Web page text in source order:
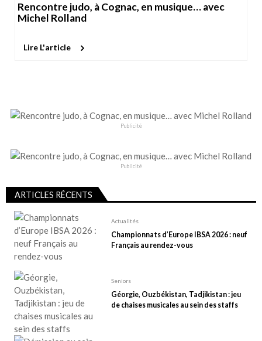
Rencontre judo, à Cognac, en musique… avec
Michel Rolland
Lire L'article
Publicité
Publicité
ARTICLES RÉCENTS
Actualités
Championnats d’Europe IBSA 2026 : neuf
Français au rendez-vous
Seniors
Géorgie, Ouzbékistan, Tadjikistan : jeu
de chaises musicales au sein des staffs